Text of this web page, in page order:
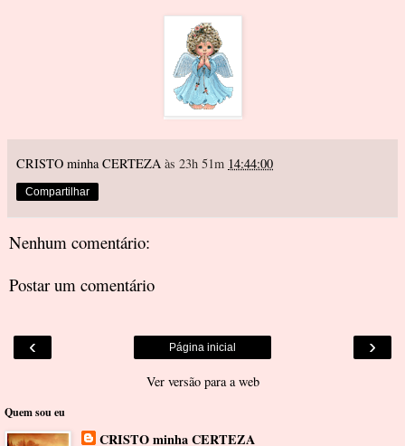
CRISTO minha CERTEZA às 23h 51m 14:44:00
Compartilhar
Nenhum comentário:
Postar um comentário
‹ ›
Página inicial
Ver versão para a web
Quem sou eu
CRISTO minha CERTEZA